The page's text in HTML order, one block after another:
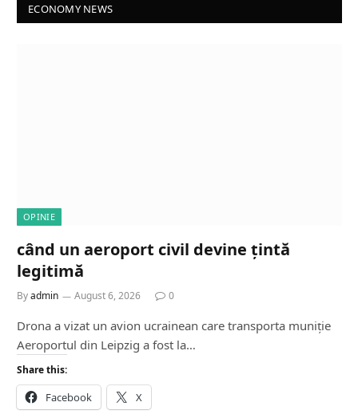
ECONOMY NEWS
OPINIE
când un aeroport civil devine țintă
legitimă
Byadmin August 6, 2026 0
Drona a vizat un avion ucrainean care transporta muniție
Aeroportul din Leipzig a fost la…
Share this:
Facebook X